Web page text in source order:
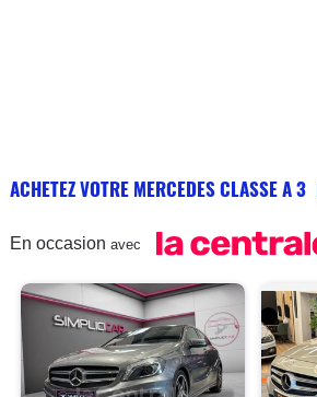
ACHETEZ VOTRE MERCEDES CLASSE A 3
En occasion avec